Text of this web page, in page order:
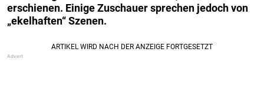
erschienen. Einige Zuschauer sprechen jedoch von
„ekelhaften“ Szenen.